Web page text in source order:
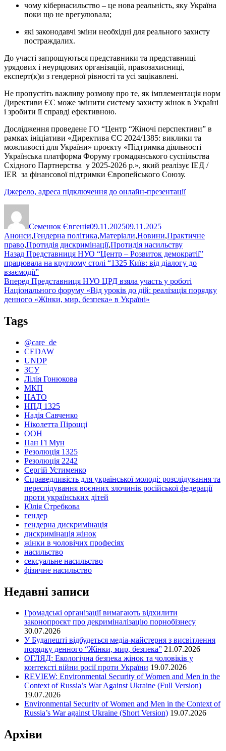
чому кібернасильство – це нова реальність, яку Україна
поки що не врегулювала;
які законодавчі зміни необхідні для реального захисту
постраждалих.
До участі запрошуються представники та представниці
урядових і неурядових організацій, правозахисниці,
експерт(к)и з гендерної рівності та усі зацікавлені.
Не пропустіть важливу розмову про те, як імплементація норм
Директиви ЄС може змінити систему захисту жінок в Україні
і зробити її справді ефективною.
Дослідження проведене ГО “Центр “Жіночі перспективи” в
рамках ініціативи «Директива ЄС 2024/1385: виклики та
можливості для України» проєкту «Підтримка діяльності
Українська платформа Форуму громадянського суспільства
Східного Партнерства у 2025-2026 р.», який реалізує ІЕД /
IER за фінансової підтримки Європейського Союзу.
Джерело, адреса підключення до онлайн-презентації
Семенюк Євгенія09.11.202509.11.2025
Анонси,Гендерна політика,Матеріали,Новини,Практичне
право,Протидія дискримінації,Протидія насильству
Навігація
записів
Назад Попередній
запис:
Представниця НУО “Центр – Розвиток демократії”
працювала на круглому столі “1325 Київ: від діалогу до
взаємодії”
Вперед Наступний
запис:
Представниця НУО ЦРД взяла участь у роботі
Національного форуму «Від уроків до дій: реалізація порядку
денного «Жінки, мир, безпека» в Україні»
Tags
@care_de
CEDAW
UNDP
ЗСУ
Лілія Гонюкова
МКП
НАТО
НПД 1325
Надія Савченко
Ніколетта Піроцці
ООН
Пан Гі Мун
Резолюція 1325
Резолюція 2242
Сергій Устименко
Справедливість для української молоді: розслідування та
переслідування воєнних злочинів російської федерації
проти українських дітей
Юлія Стребкова
гендер
гендерна дискримінація
дискримінація жінок
жінки в чоловічих професіях
насильство
сексуальне насильство
фізичне насильство
Недавні записи
Громадські організації вимагають відхилити
законопроєкт про декриміналізацію порнобізнесу
30.07.2026
У Будапешті відбудеться медіа-майстерня з висвітлення
порядку денного “Жінки, мир, безпека” 21.07.2026
ОГЛЯД: Екологічна безпека жінок та чоловіків у
контексті війни росії проти України 19.07.2026
REVIEW: Environmental Security of Women and Men in the
Context of Russia’s War Against Ukraine (Full Version)
19.07.2026
Environmental Security of Women and Men in the Context of
Russia’s War against Ukraine (Short Version) 19.07.2026
Архіви